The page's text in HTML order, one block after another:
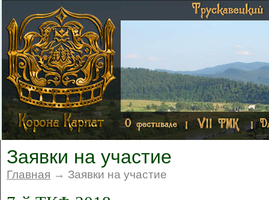
Заявки на участие
Главная → Заявки на участие